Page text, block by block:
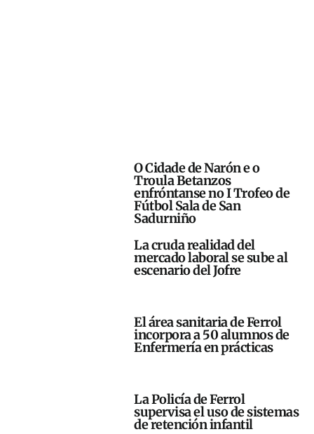
O Cidade de Narón e o
Troula Betanzos
enfróntanse no I Trofeo de
Fútbol Sala de San
Sadurniño
La cruda realidad del
mercado laboral se sube al
escenario del Jofre
El área sanitaria de Ferrol
incorpora a 50 alumnos de
Enfermería en prácticas
La Policía de Ferrol
supervisa el uso de sistemas
de retención infantil